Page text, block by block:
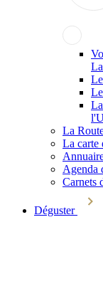
La
La carte
Agenda
Carnets
Déguster